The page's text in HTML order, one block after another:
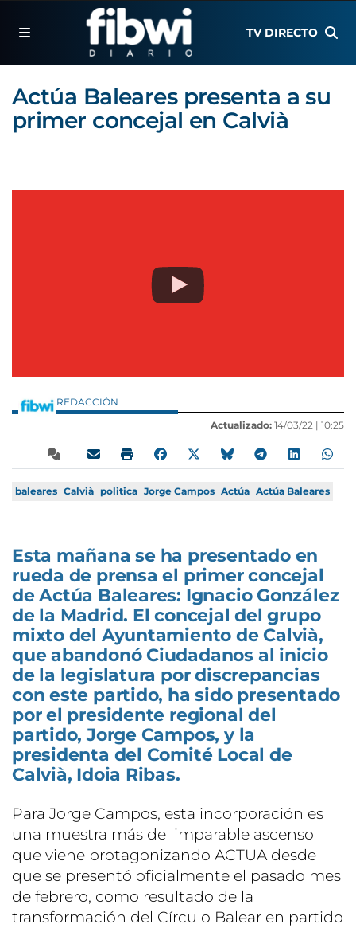
TV DIRECTO
Actúa Baleares presenta a su
primer concejal en Calvià
REDACCIÓN
Actualizado: 14/03/22 | 10:25
baleares Calvià politica Jorge Campos Actúa Actúa Baleares
Esta mañana se ha presentado en
rueda de prensa el primer concejal
de Actúa Baleares: Ignacio González
de la Madrid. El concejal del grupo
mixto del Ayuntamiento de Calvià,
que abandonó Ciudadanos al inicio
de la legislatura por discrepancias
con este partido, ha sido presentado
por el presidente regional del
partido, Jorge Campos, y la
presidenta del Comité Local de
Calvià, Idoia Ribas.
Para Jorge Campos, esta incorporación es
una muestra más del imparable ascenso
que viene protagonizando ACTUA desde
que se presentó oficialmente el pasado mes
de febrero, como resultado de la
transformación del Círculo Balear en partido